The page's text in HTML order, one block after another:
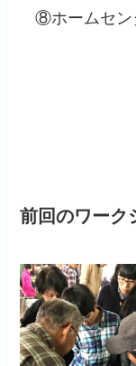
⑧ホームセン
前回のワーク